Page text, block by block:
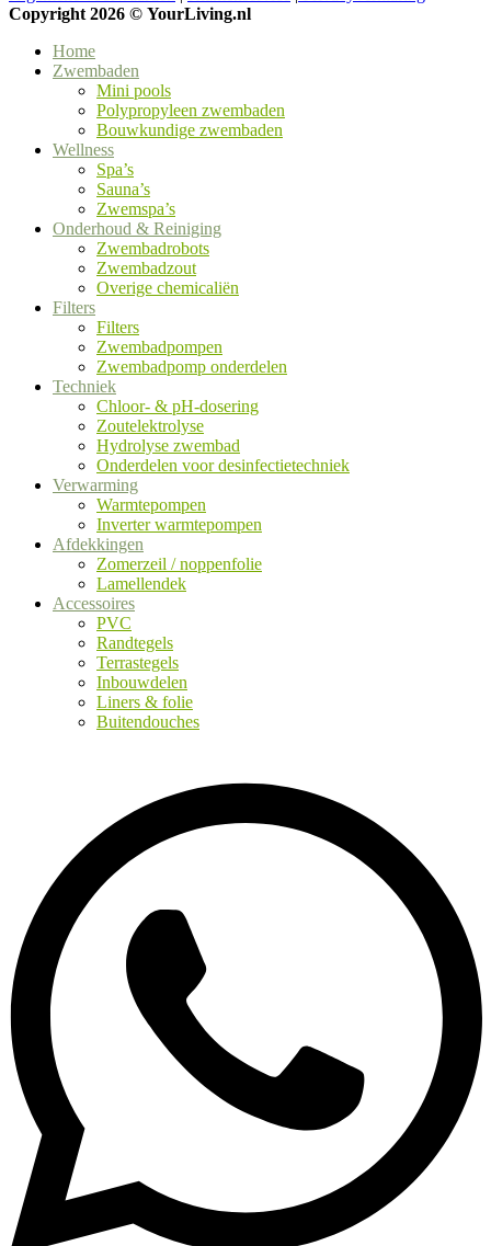
Copyright 2026 © YourLiving.nl
Home
Zwembaden
Mini pools
Polypropyleen zwembaden
Bouwkundige zwembaden
Wellness
Spa’s
Sauna’s
Zwemspa’s
Onderhoud & Reiniging
Zwembadrobots
Zwembadzout
Overige chemicaliën
Filters
Filters
Zwembadpompen
Zwembadpomp onderdelen
Techniek
Chloor- & pH-dosering
Zoutelektrolyse
Hydrolyse zwembad
Onderdelen voor desinfectietechniek
Verwarming
Warmtepompen
Inverter warmtepompen
Afdekkingen
Zomerzeil / noppenfolie
Lamellendek
Accessoires
PVC
Randtegels
Terrastegels
Inbouwdelen
Liners & folie
Buitendouches